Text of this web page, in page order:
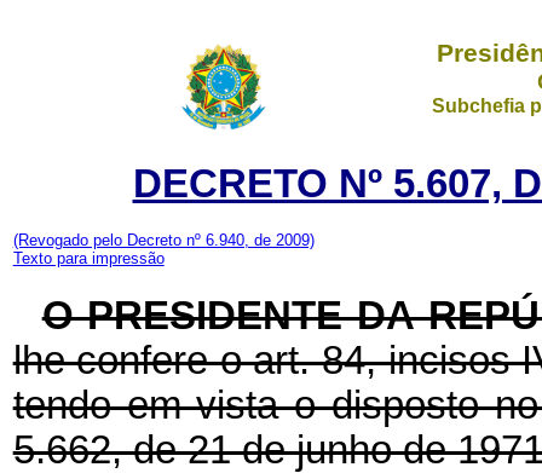
Subchefia
DECRETO Nº 5.607,
(Revogado pelo Decreto nº 6.940, de 2009)
Texto para impressão
O PRESIDENTE DA
lhe confere o art. 84, incisos
tendo em vista o disposto
5.662, de 21 de junho de